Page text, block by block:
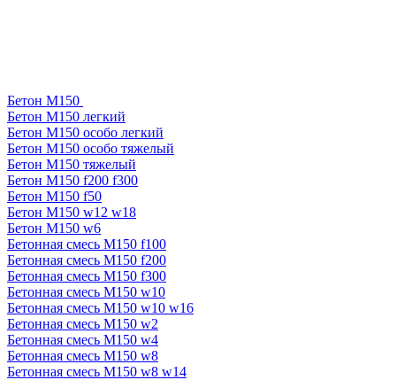
Бетон М150
Бетон М150 легкий
Бетон М150 особо легкий
Бетон М150 особо тяжелый
Бетон М150 тяжелый
Бетон М150 f200 f300
Бетон М150 f50
Бетон М150 w12 w18
Бетон М150 w6
Бетонная смесь М150 f100
Бетонная смесь М150 f200
Бетонная смесь М150 f300
Бетонная смесь М150 w10
Бетонная смесь М150 w10 w16
Бетонная смесь М150 w2
Бетонная смесь М150 w4
Бетонная смесь М150 w8
Бетонная смесь М150 w8 w14